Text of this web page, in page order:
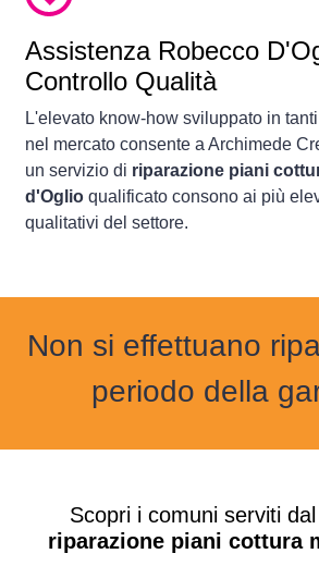
Assistenza Robecco
Controllo Qualità
L'elevato know-how sviluppato in
nel mercato consente a Archimede
un servizio di riparazione piani
d'Oglio qualificato consono ai più
qualitativi del settore.
Non si effettuano
periodo della
Scopri i comuni serviti
riparazione piani cottura